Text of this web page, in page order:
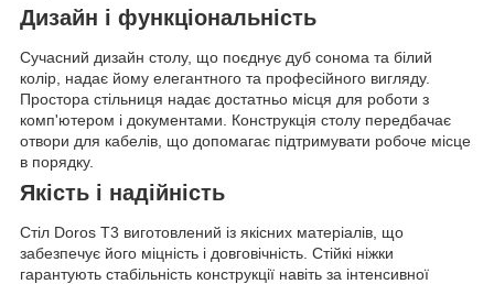
Дизайн і функціональність
Сучасний дизайн столу, що поєднує дуб сонома та білий
колір, надає йому елегантного та професійного вигляду.
Простора стільниця надає достатньо місця для роботи з
комп'ютером і документами. Конструкція столу передбачає
отвори для кабелів, що допомагає підтримувати робоче місце
в порядку.
Якість і надійність
Стіл Doros Т3 виготовлений із якісних матеріалів, що
забезпечує його міцність і довговічність. Стійкі ніжки
гарантують стабільність конструкції навіть за інтенсивної